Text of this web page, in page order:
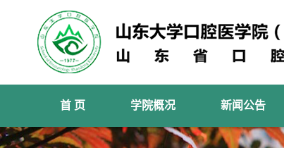
首 页 学院概况 新闻公告